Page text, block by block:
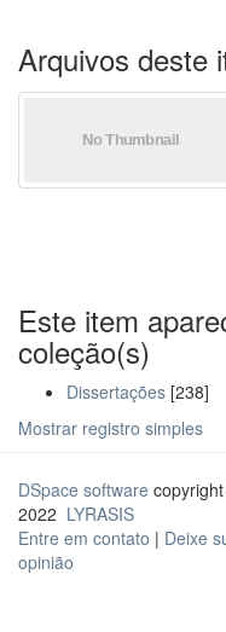
Arquivos deste
Este item
coleção(s)
Dissertações [238]
Mostrar registro simples
DSpace software
2022 LYRASIS
Entre em contato | Deixe
opinião